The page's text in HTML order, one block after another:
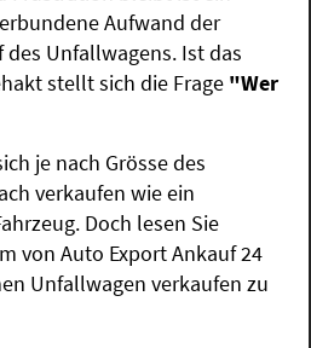
Aufwand der
des Unfallwagens. Ist das
stellt sich die Frage "Wer
je nach Grösse des
verkaufen wie ein
Doch lesen Sie
von Auto Export Ankauf 24
Unfallwagen verkaufen zu